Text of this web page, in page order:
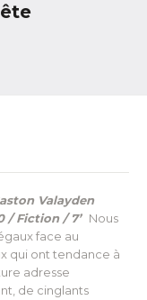
Valayden
/ Fiction / 7’Nous
face au
qui ont tendance à
adresse
de cinglants